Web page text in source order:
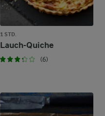
1 STD.
Lauch-Quiche
(6)